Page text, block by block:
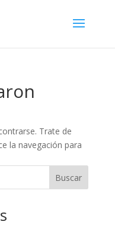
Trate de
la navegación para
Buscar